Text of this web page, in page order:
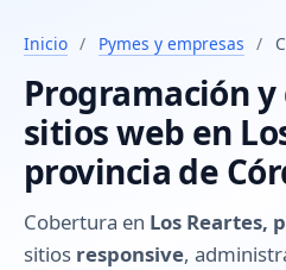
Inicio / Pymes y empresas /
Programación
sitios web en
provincia de
Cobertura en Los Reartes,
sitios responsive,